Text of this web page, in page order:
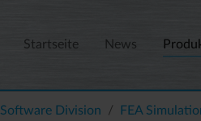
Startseite News
Software Division FEA